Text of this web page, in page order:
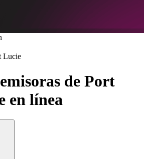
Lucie
de Port
en línea